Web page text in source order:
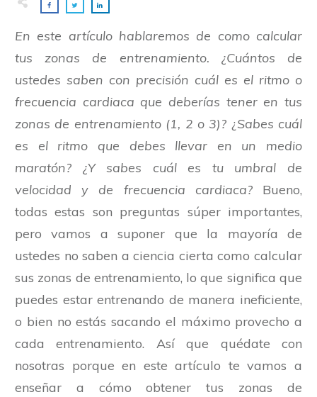
En este artículo hablaremos de como calcular
tus zonas de entrenamiento. ¿Cuántos de
ustedes saben con precisión cuál es el ritmo o
frecuencia cardiaca que deberías tener en tus
zonas de entrenamiento (1, 2 o 3)? ¿Sabes cuál
es el ritmo que debes llevar en un medio
maratón? ¿Y sabes cuál es tu umbral de
velocidad y de frecuencia cardiaca? Bueno,
todas estas son preguntas súper importantes,
pero vamos a suponer que la mayoría de
ustedes no saben a ciencia cierta como calcular
sus zonas de entrenamiento, lo que significa que
puedes estar entrenando de manera ineficiente,
o bien no estás sacando el máximo provecho a
cada entrenamiento. Así que quédate con
nosotras porque en este artículo te vamos a
enseñar a cómo obtener tus zonas de